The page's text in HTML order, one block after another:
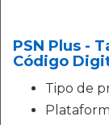
PSN Plus -
Código
Tipo de